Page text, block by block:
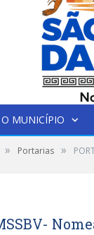
O MUNICÍPIO
» Portarias »